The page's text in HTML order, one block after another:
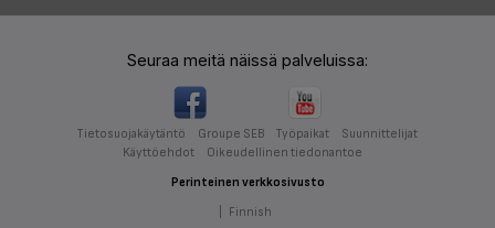
Seuraa meitä näissä palveluissa:
Tietosuojakäytäntö Groupe SEB Työpaikat
Suunnittelijat
Käyttöehdot
Oikeudellinen tiedonantoe
Perinteinen verkkosivusto
Finnish